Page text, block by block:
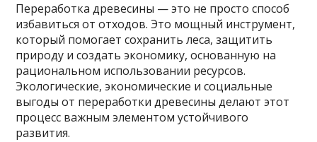
Переработка древесины — это не просто способ
избавиться от отходов. Это мощный инструмент,
который помогает сохранить леса, защитить
природу и создать экономику, основанную на
рациональном использовании ресурсов.
Экологические, экономические и социальные
выгоды от переработки древесины делают этот
процесс важным элементом устойчивого
развития.